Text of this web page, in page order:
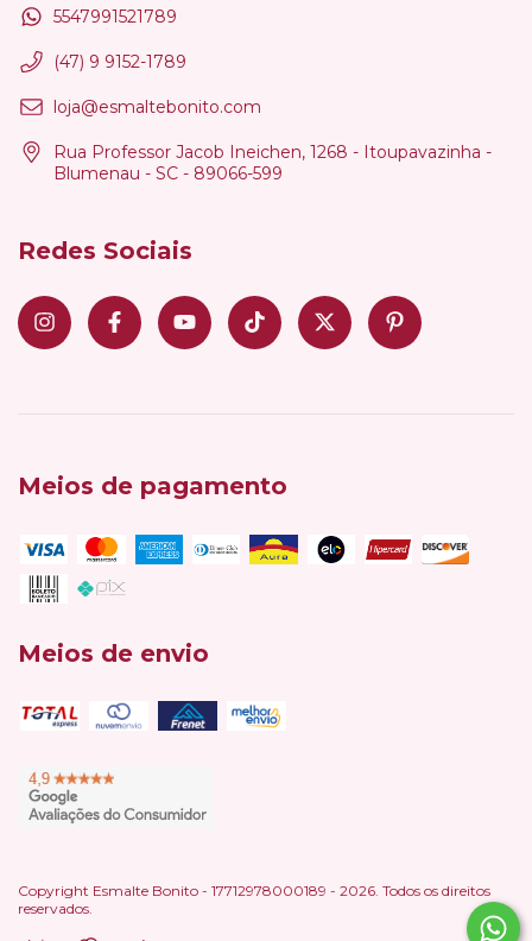
5547991521789
(47) 9 9152-1789
loja@esmaltebonito.com
Rua Professor Jacob Ineichen, 1268 - Itoupavazinha -
Blumenau - SC - 89066-599
Redes Sociais
Meios de pagamento
Meios de envio
Copyright Esmalte Bonito - 17712978000189 - 2026. Todos os direitos
reservados.